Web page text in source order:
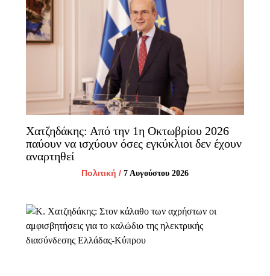
Χατζηδάκης: Από την 1η Οκτωβρίου 2026
παύουν να ισχύουν όσες εγκύκλιοι δεν έχουν
αναρτηθεί
Πολιτική / 7 Αυγούστου 2026